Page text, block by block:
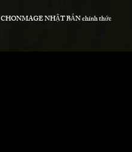
CHONMAGE NHẬT BẢN chính thức